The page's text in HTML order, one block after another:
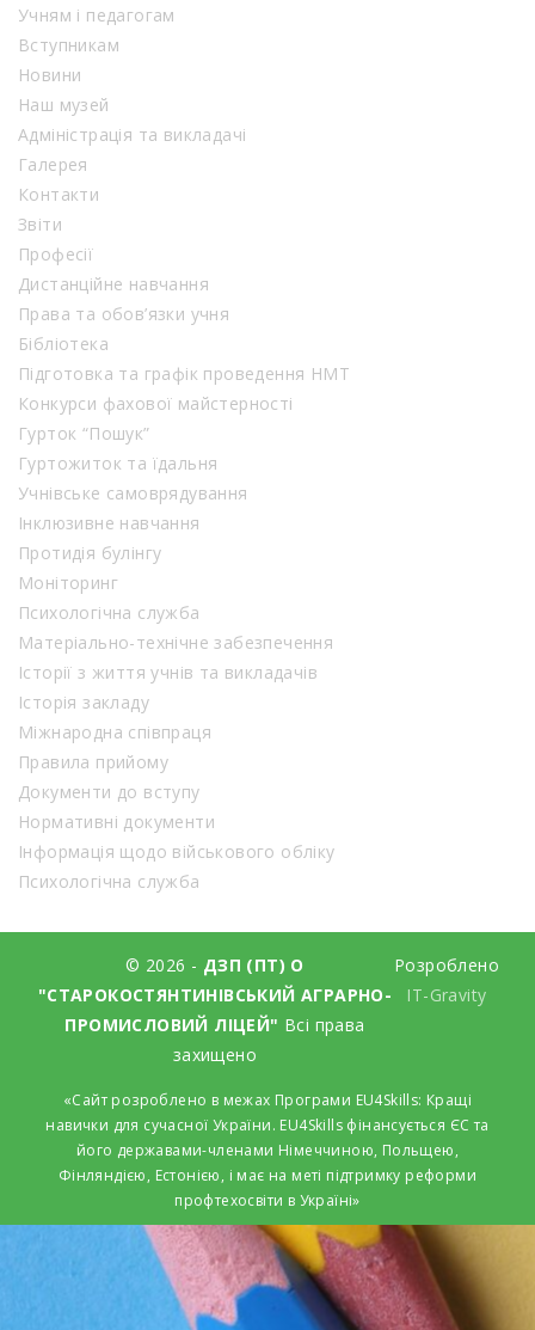
Учням і педагогам
Вступникам
Новини
Наш музей
Адміністрація та викладачі
Галерея
Контакти
Звіти
Професії
Дистанційне навчання
Права та обов’язки учня
Бібліотека
Підготовка та графік проведення НМТ
Конкурси фахової майстерності
Гурток “Пошук”
Гуртожиток та їдальня
Учнівське самоврядування
Інклюзивне навчання
Протидія булінгу
Моніторинг
Психологічна служба
Матеріально-технічне забезпечення
Історії з життя учнів та викладачів
Історія закладу
Міжнародна співпраця
Правила прийому
Документи до вступу
Нормативні документи
Інформація щодо військового обліку
Психологічна служба
© 2026 - ДЗП (ПТ) О
"СТАРОКОСТЯНТИНІВСЬКИЙ АГРАРНО-
ПРОМИСЛОВИЙ ЛІЦЕЙ" Всі права
захищено
Розроблено
IT-Gravity
«Сайт розроблено в межах Програми EU4Skills: Кращі
навички для сучасної України. EU4Skills фінансується ЄС та
його державами-членами Німеччиною, Польщею,
Фінляндією, Естонією, і має на меті підтримку реформи
профтехосвіти в Україні»